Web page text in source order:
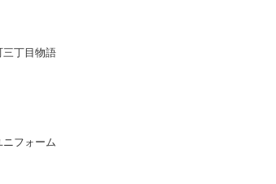
三丁目物語
ニフォーム